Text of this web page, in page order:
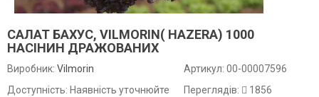
САЛАТ БАХУС, VILMORIN( HAZERA) 1000
НАСІНИН ДРАЖОВАНИХ
Виробник: Vilmorin
Доступність: Наявність уточнюйте
Артикул: 00-00007596
Переглядів:
1856